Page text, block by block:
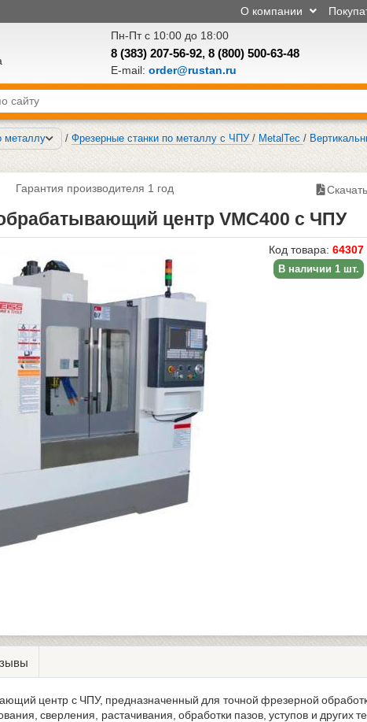
О компании
Пн-Пт с 10:00 до 18:00
8 (383) 207-56-92, 8 (800) 500-63-48
E-mail: order@rustan.ru
металлу / Фрезерные станки по металлу с ЧПУ / MetalTec /
Гарантия производителя 1 год Скачать
центр VMC400 с ЧПУ
Код товара: 64307
В наличии 1 шт.
центр с ЧПУ, предназначенный для точной фрезерной
сверления, растачивания, обработки пазов, уступов и других